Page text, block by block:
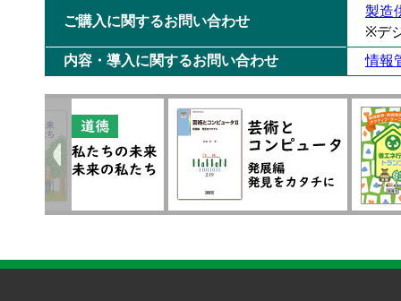
ご購入に関するお問い合わせ
製造
※デ
内容・導入に関するお問い合わせ
情報